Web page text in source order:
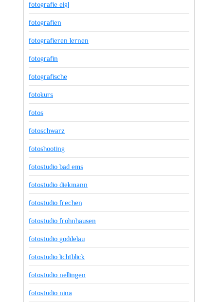
fotografie eigl
fotografien
fotografieren lernen
fotografin
fotografische
fotokurs
fotos
fotoschwarz
fotoshooting
fotostudio bad ems
fotostudio diekmann
fotostudio frechen
fotostudio frohnhausen
fotostudio goddelau
fotostudio lichtblick
fotostudio nellingen
fotostudio nina